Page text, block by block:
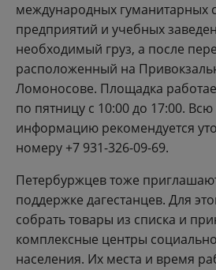
международных гуманитарных
предприятий и учебных
необходимый груз, а после
расположенный на
Ломоносове. Площадка
по пятницу с 10:00 до 17:00.
информацию рекомендуется
номеру +7 931-326-09-69.
Петербуржцев тоже
поддержке дагестанцев. Для
собрать товары из списка и
комплексные центры
населения. Их места и время